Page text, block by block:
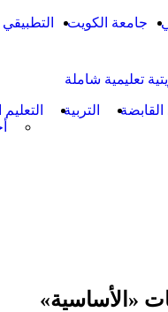
جامعة الكويت التطبيقي
تعليمية شاملة
التربية
«الأساسية»